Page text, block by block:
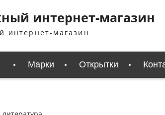
интернет-магазин
интернет-магазин
Марки Открытки